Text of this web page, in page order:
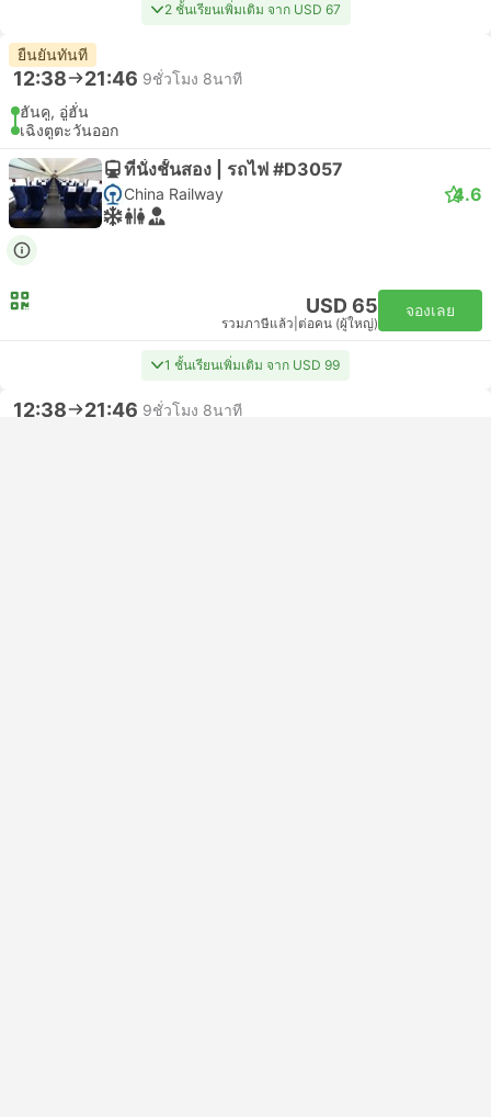
2 ชั้นเรียนเพิ่มเติม จาก USD 67
ยืนยันทันที
12:38 21:46 9ชั่วโมง 8นาที
ฮันคู, อู่ฮั่น
เฉิงตูตะวันออก
ที่นั่งชั้นสอง | รถไฟ #D3057
China Railway 4.6
USD 65
รวมภาษีแล้ว ต่อคน (ผู้ใหญ่)
จองเลย
1 ชั้นเรียนเพิ่มเติม จาก USD 99
12:38 21:46 9ชั่วโมง 8นาที